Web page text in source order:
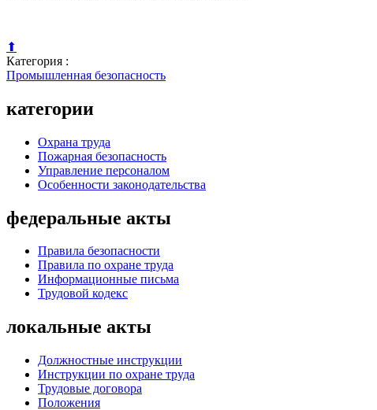
⬆
Категория :
Промышленная безопасность
категории
Охрана труда
Пожарная безопасность
Управление персоналом
Особенности законодательства
федеральные акты
Правила безопасности
Правила по охране труда
Информационные письма
Трудовой кодекс
локальные акты
Должностные инструкции
Инструкции по охране труда
Трудовые договора
Положения